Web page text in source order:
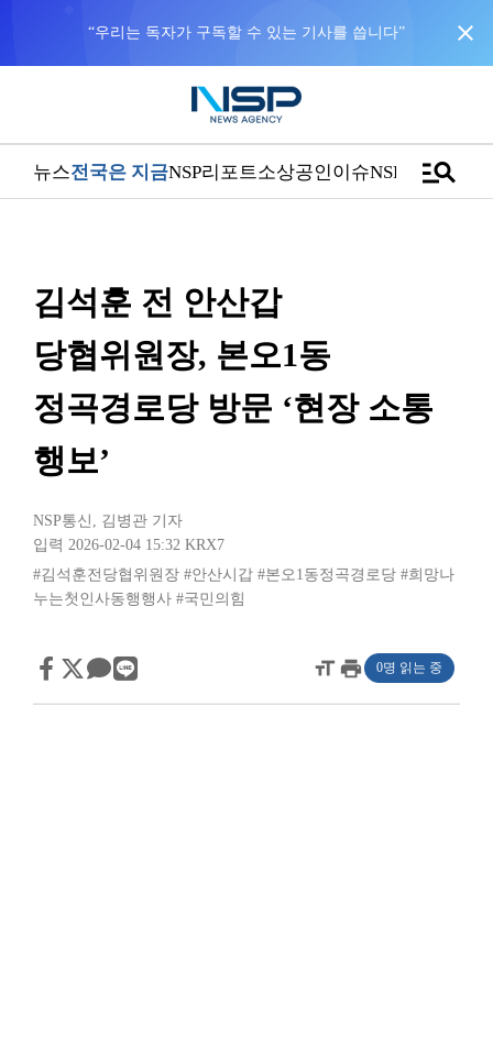
“우리는 독자가 구독할 수 있는 기사를 씁니다” close
뉴스전국은 지금NSP리포트소상공인이슈NSPTVmanage_search
김석훈 전 안산갑
당협위원장, 본오1동
정곡경로당 방문 ‘현장 소통
행보’
NSP통신 , 김병관 기자
입력 2026-02-04 15:32 KRX7
#김석훈전당협위원장 #안산시갑 #본오1동정곡경로당 #희망나
누는첫인사동행행사 #국민의힘
format_sizeprint 0명 읽는 중